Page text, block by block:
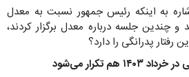
به اینکه رئیس جمهور نسبت به معدل
جلسه درباره معدل برگزار کردند،
پدرانگی را دارد؟
تکرار می‌شود